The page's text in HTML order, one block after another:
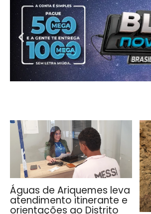
Águas de Ariquemes leva
atendimento itinerante e
orientações ao Distrito